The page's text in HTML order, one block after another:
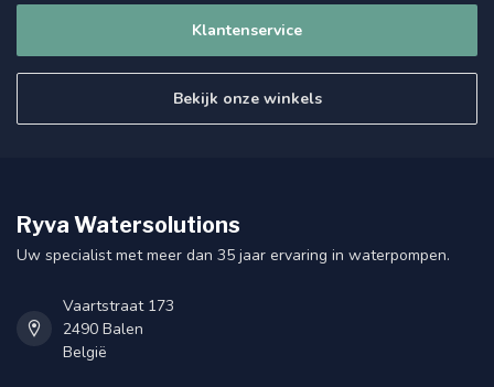
Klantenservice
Bekijk onze winkels
Ryva Watersolutions
Uw specialist met meer dan 35 jaar ervaring in waterpompen.
Vaartstraat 173
2490 Balen
België